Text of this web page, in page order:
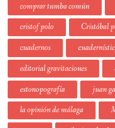
comprar tumba común
cristof polo
Cristóbal
cuadernos
editorial gravitaciones
estonopografía
juan
la opinión de málaga